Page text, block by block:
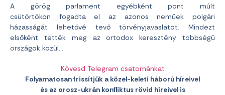
A görög parlament egyébként pont múlt
csütörtökön fogadta el az azonos neműek polgári
házasságát lehetővé tevő törvényjavaslatot. Mindezt
elsőként tették meg az ortodox keresztény többségű
országok közül…
Kövesd Telegram csatornánkat
Folyamatosan frissítjük a közel-keleti háború híreivel
és az orosz-ukrán konfliktus rövid híreivel is